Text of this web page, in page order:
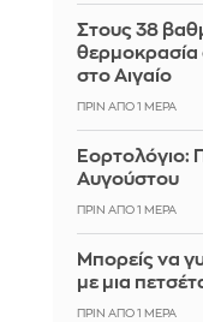
Στους 38
στο Αιγαίο
ΠΡΙΝ ΑΠΌ 1 ΜΈΡΑ
Εορτολόγιο:
Αυγούστου
ΠΡΙΝ ΑΠΌ 1 ΜΈΡΑ
Μπορείς να
με μια
ΠΡΙΝ ΑΠΌ 1 ΜΈΡΑ